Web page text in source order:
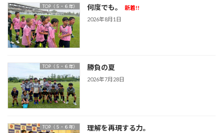
TOP（５・６年） 何度でも。
新着!!
2026年8月1日
TOP（５・６年） 勝負の夏
2026年7月28日
TOP（５・６年） 理解を再現する力。